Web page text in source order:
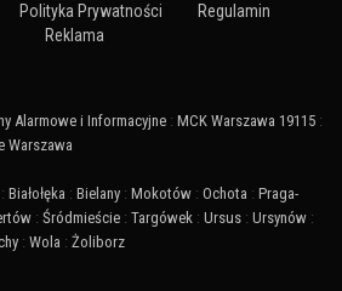
Polityka Prywatności
Regulamin
Reklama
Alarmowe i Informacyjne : MCK Warszawa 19115 :
Warszawa
: Białołęka : Bielany : Mokotów : Ochota : Praga-
: Śródmieście : Targówek : Ursus : Ursynów :
: Wola : Żoliborz